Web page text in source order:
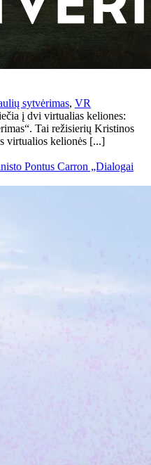
sytvėrimas, VR
į dvi virtualias keliones:
Tai režisierių Kristinos
virtualios kelionės [...]
Pontus Carron „Dialogai